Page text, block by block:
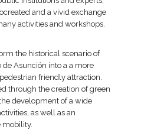
and a vivid exchange
activities and workshops.
the historical scenario of
de Asunción into a a more
friendly attraction.
through the creation of green
development of a wide
as well as an
mobility.